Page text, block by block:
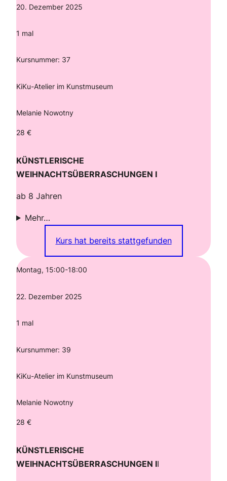
20. Dezember 2025
1 mal
Kursnummer: 37
KiKu-Atelier im Kunstmuseum
Melanie Nowotny
28 €
KÜNSTLERISCHE
WEIHNACHTSÜBERRASCHUNGEN I
ab 8 Jahren
Mehr…
Kurs hat bereits stattgefunden
Montag, 15:00-18:00
22. Dezember 2025
1 mal
Kursnummer: 39
KiKu-Atelier im Kunstmuseum
Melanie Nowotny
28 €
KÜNSTLERISCHE
WEIHNACHTSÜBERRASCHUNGEN II